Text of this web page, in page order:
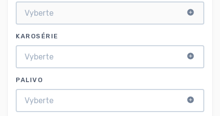
KAROSÉRIE
PALIVO